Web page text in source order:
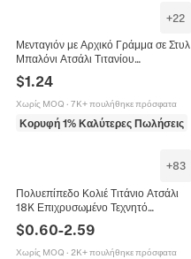
+22
Μενταγιόν με Αρχικό Γράμμα σε Στυλ
Μπαλόνι Ατσάλι Τιτανίου
Επιχρυσωμένο Αλυσίδα Box Κολιέ
για Γυναίκες Κοσμήματα
$1.24
Χωρίς MOQ · 7K+ πουλήθηκε πρόσφατα
Κορυφή 1% Καλύτερες Πωλήσεις
+83
Πολυεπίπεδο Κολιέ Τιτάνιο Ατσάλι
18K Επιχρυσωμένο Τεχνητό
Μινιμαλιστικά Κοσμήματα Για
Γυναίκες
$0.60-2.59
Χωρίς MOQ · 2K+ πουλήθηκε πρόσφατα